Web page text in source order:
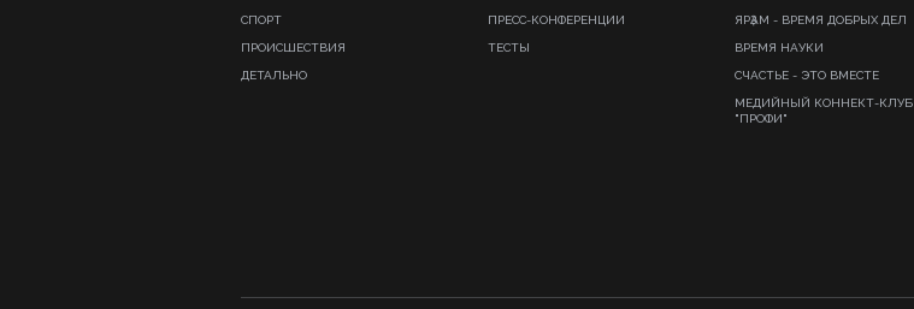
СПОРТ
ПРОИСШЕСТВИЯ
ДЕТАЛЬНО
ПРЕСС-КОНФЕРЕНЦИИ
ТЕСТЫ
ЯРҘАМ - ВРЕМЯ ДОБРЫХ ДЕЛ
ВРЕМЯ НАУКИ
СЧАСТЬЕ - ЭТО ВМЕСТЕ
МЕДИЙНЫЙ КОННЕКТ-КЛУБ
"ПРОФИ"